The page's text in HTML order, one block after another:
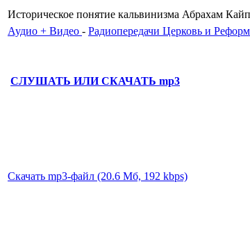
Историческое понятие кальвинизма Абрахам
Аудио + Видео - Радиопередачи Церковь и
СЛУШАТЬ ИЛИ СКАЧАТЬ mp3
Скачать mp3-файл (20.6 Мб, 192 kbps)